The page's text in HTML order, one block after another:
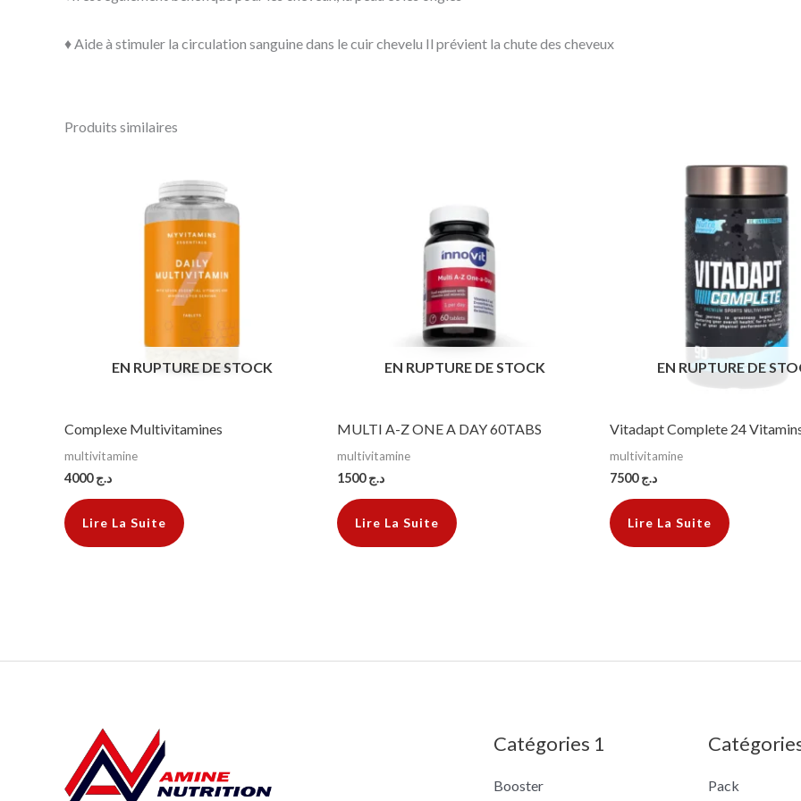
♦️ Aide à stimuler la circulation sanguine dans le cuir chevelu Il prévient la chute des cheveux
Produits similaires
EN RUPTURE DE STOCK
Complexe Multivitamines
multivitamine
د.ج4000
Lire La Suite
EN RUPTURE DE STOCK
MULTI A-Z ONE A DAY 60TABS
multivitamine
د.ج1500
Lire La Suite
EN RUPTURE DE
Vitadapt Complete 24
multivitamine
د.ج7500
Lire La Suite
Catégories 1
Booster Pack